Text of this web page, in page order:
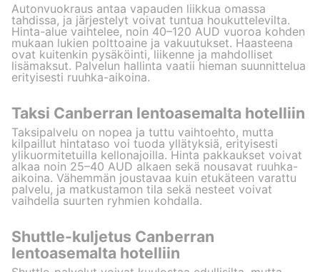
Autonvuokraus antaa vapauden liikkua omassa
tahdissa, ja järjestelyt voivat tuntua houkuttelevilta.
Hinta-alue vaihtelee, noin 40–120 AUD vuoroa kohden
mukaan lukien polttoaine ja vakuutukset. Haasteena
ovat kuitenkin pysäköinti, liikenne ja mahdolliset
lisämaksut. Palvelun hallinta vaatii hieman suunnittelua
erityisesti ruuhka-aikoina.
Taksi Canberran lentoasemalta hotelliin
Taksipalvelu on nopea ja tuttu vaihtoehto, mutta
kilpaillut hintataso voi tuoda yllätyksiä, erityisesti
ylikuormitetuilla kellonajoilla. Hinta pakkaukset voivat
alkaa noin 25–40 AUD alkaen sekä nousavat ruuhka-
aikoina. Vähemmän joustavaa kuin etukäteen varattu
palvelu, ja matkustamon tila sekä nesteet voivat
vaihdella suurten ryhmien kohdalla.
Shuttle-kuljetus Canberran
lentoasemalta hotelliin